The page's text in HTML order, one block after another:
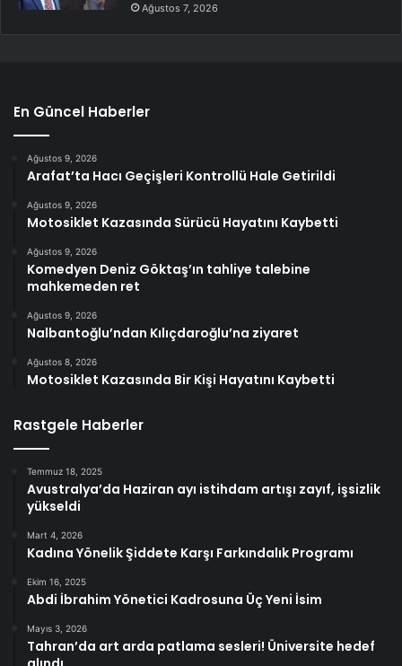
Ağustos 7, 2026
En Güncel Haberler
Ağustos 9, 2026
Arafat’ta Hacı Geçişleri Kontrollü Hale Getirildi
Ağustos 9, 2026
Motosiklet Kazasında Sürücü Hayatını Kaybetti
Ağustos 9, 2026
Komedyen Deniz Göktaş’ın tahliye talebine
mahkemeden ret
Ağustos 9, 2026
Nalbantoğlu’ndan Kılıçdaroğlu’na ziyaret
Ağustos 8, 2026
Motosiklet Kazasında Bir Kişi Hayatını Kaybetti
Rastgele Haberler
Temmuz 18, 2025
Avustralya’da Haziran ayı istihdam artışı zayıf, işsizlik
yükseldi
Mart 4, 2026
Kadına Yönelik Şiddete Karşı Farkındalık Programı
Ekim 16, 2025
Abdi İbrahim Yönetici Kadrosuna Üç Yeni İsim
Mayıs 3, 2026
Tahran’da art arda patlama sesleri! Üniversite hedef